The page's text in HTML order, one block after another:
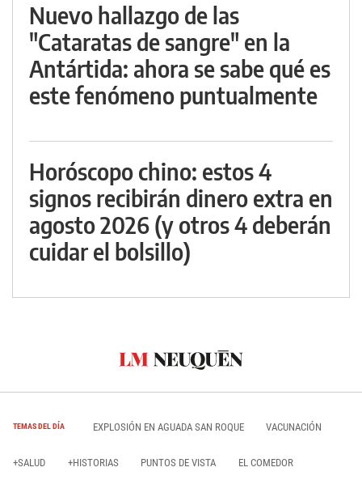
Nuevo hallazgo de las
"Cataratas de sangre" en la
Antártida: ahora se sabe qué es
este fenómeno puntualmente
Horóscopo chino: estos 4
signos recibirán dinero extra en
agosto 2026 (y otros 4 deberán
cuidar el bolsillo)
TEMAS DEL DÍA EXPLOSIÓN EN AGUADA SAN ROQUE VACUNACIÓN
+SALUD +HISTORIAS PUNTOS DE VISTA EL COMEDOR